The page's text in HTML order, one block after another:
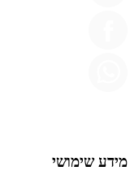
מידע שימושי